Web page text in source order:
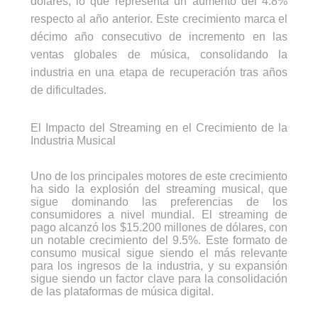
respecto al año anterior. Este crecimiento marca el
décimo año consecutivo de incremento en las
ventas globales de música, consolidando la
industria en una etapa de recuperación tras años
de dificultades.
El Impacto del Streaming en el Crecimiento de la
Industria Musical
Uno de los principales motores de este crecimiento
ha sido la explosión del streaming musical, que
sigue dominando las preferencias de los
consumidores a nivel mundial. El streaming de
pago alcanzó los $15.200 millones de dólares, con
un notable crecimiento del 9.5%. Este formato de
consumo musical sigue siendo el más relevante
para los ingresos de la industria, y su expansión
sigue siendo un factor clave para la consolidación
de las plataformas de música digital.